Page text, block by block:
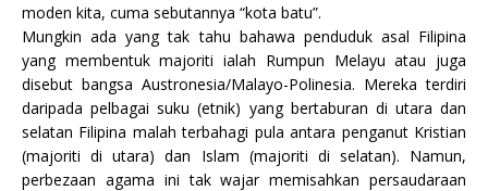
moden kita, cuma sebutannya “kota batu”.
Mungkin ada yang tak tahu bahawa penduduk asal Filipina
yang membentuk majoriti ialah Rumpun Melayu atau juga
disebut bangsa Austronesia/Malayo-Polinesia. Mereka terdiri
daripada pelbagai suku (etnik) yang bertaburan di utara dan
selatan Filipina malah terbahagi pula antara penganut Kristian
(majoriti di utara) dan Islam (majoriti di selatan). Namun,
perbezaan agama ini tak wajar memisahkan persaudaraan